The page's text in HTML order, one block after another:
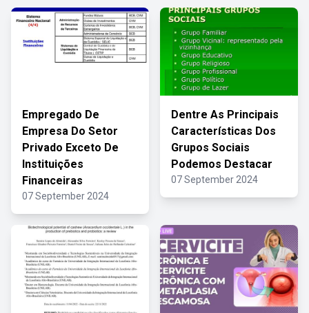
Empregado De
Empresa Do Setor
Privado Exceto De
Instituições
Financeiras
07 September 2024
Dentre As Principais
Características Dos
Grupos Sociais
Podemos Destacar
07 September 2024